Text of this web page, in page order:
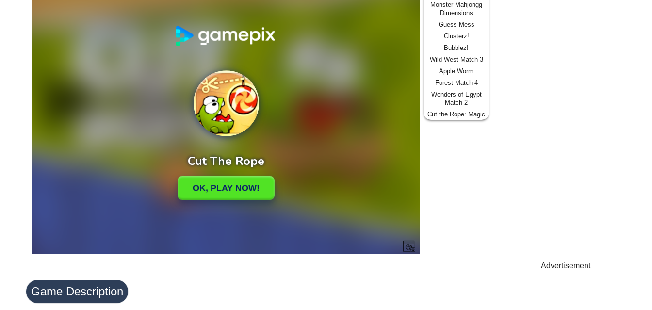
Monster Mahjongg
Dimensions
Guess Mess
Clusterz!
Bubblez!
Wild West Match 3
Apple Worm
Forest Match 4
Wonders of Egypt
Match 2
Cut the Rope: Magic
Advertisement
Game Description